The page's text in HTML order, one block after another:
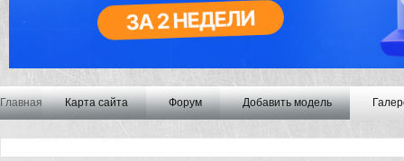
Главная Карта сайта Форум Добавить модель